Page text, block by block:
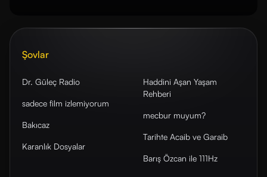
Şovlar
Dr. Güleç Radio
sadece film izlemiyorum
Bakıcaz
Karanlık Dosyalar
Haddini Aşan Yaşam
Rehberi
mecbur muyum?
Tarihte Acaib ve Garaib
Barış Özcan ile 111Hz